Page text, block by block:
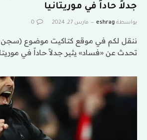
جدلاً حاداً في موريتانيا
بواسطة eshrag مارس 27, 2024 0
ننقل لكم في موقع كتاكيت موضوع
تحدث عن «فساد» يثير جدلاً حاداً في